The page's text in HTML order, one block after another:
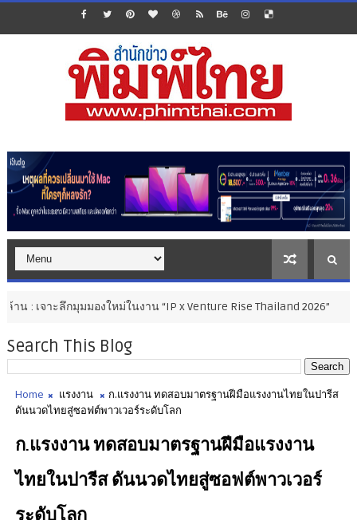
มองใหม่ในงาน “IP x Venture Rise Thailand 2026” คมนาคม
Search This Blog
Home แรงงาน
ก.แรงงาน ทดสอบมาตรฐานฝีมือแรงงานไทยในปารีส
ดันนวดไทยสู่ซอฟต์พาวเวอร์ระดับโลก
ก.แรงงาน ทดสอบมาตรฐานฝีมือแรงงาน
ไทยในปารีส ดันนวดไทยสู่ซอฟต์พาวเวอร์
ระดับโลก